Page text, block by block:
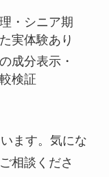
・シニア期
実体験あり
成分表示・
検証
ます。気にな
相談くださ